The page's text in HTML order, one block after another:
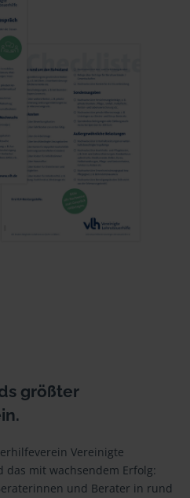
größter
Vereinigte
das mit wachsendem Erfolg:
und Berater in rund